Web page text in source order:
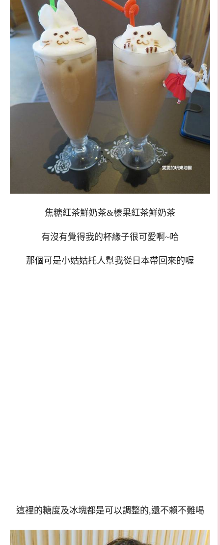
焦糖紅茶鮮奶茶&榛果紅茶鮮奶茶
有沒有覺得我的杯緣子很可愛啊~哈
那個可是小姑姑托人幫我從日本帶回來的喔
這裡的糖度及冰塊都是可以調整的,還不賴不難喝